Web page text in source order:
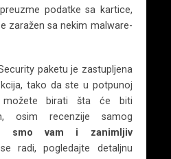
podatke sa kartice,
zaražen sa nekim malware-
paketu je zastupljena
tako da ste u potpunoj
možete birati šta će biti
osim recenzije samog
smo vam i zanimljiv
radi, pogledajte detaljnu